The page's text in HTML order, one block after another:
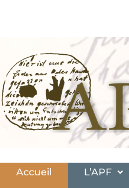
Accueil L’APF